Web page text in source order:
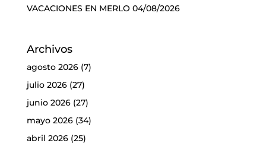
VACACIONES EN MERLO 04/08/2026
Archivos
agosto 2026(7)
julio 2026(27)
junio 2026(27)
mayo 2026(34)
abril 2026(25)